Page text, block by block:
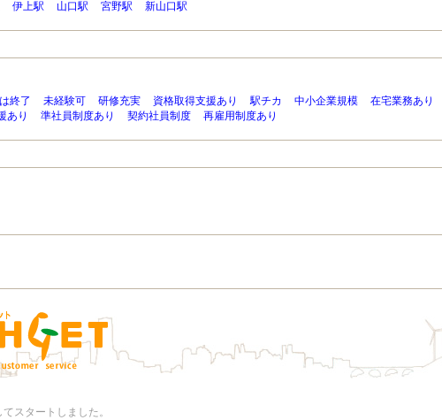
伊上駅 山口駅 宮野駅 新山口駅
終了 未経験可 研修充実 資格取得支援あり 駅チカ 中小企業規模
在宅業務あり
あり 準社員制度あり 契約社員制度 再雇用制度あり
スタートしました。